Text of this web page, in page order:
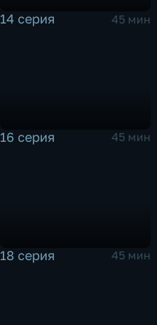
14 серия 45 мин
16 серия 45 мин
18 серия 45 мин